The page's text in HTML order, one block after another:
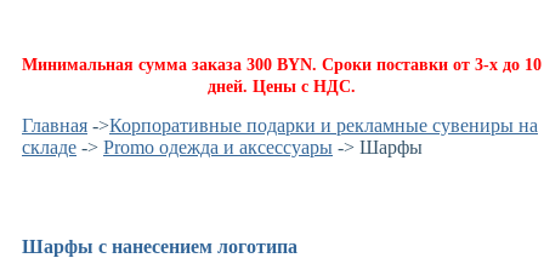
Минимальная сумма заказа 300 BYN. Сроки поставки от 3-х до 10
дней. Цены с НДС.
Главная ->Корпоративные подарки и рекламные сувениры на
складе -> Promo одежда и аксессуары -> Шарфы
Шарфы с нанесением логотипа